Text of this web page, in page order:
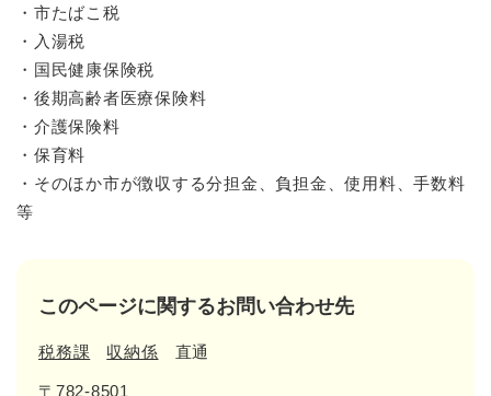
・市たばこ税
・入湯税
・国民健康保険税
・後期高齢者医療保険料
・介護保険料
・保育料
・そのほか市が徴収する分担金、負担金、使用料、手数料
等
このページに関するお問い合わせ先
税務課 収納係 直通
〒782-8501